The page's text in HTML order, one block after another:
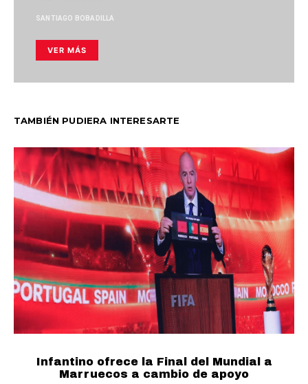
SANTIAGO BOBADILLA
VER MÁS
TAMBIÉN PUDIERA INTERESARTE
Infantino ofrece la Final del Mundial a
Marruecos a cambio de apoyo